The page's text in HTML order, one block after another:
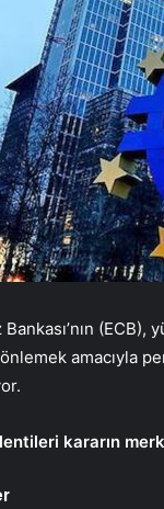
amacıyla
kararın